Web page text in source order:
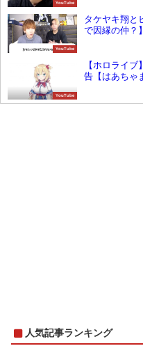
YouTube
YouTube
タケヤキ翔と
で因縁の仲？】
YouTube
【ホロライ
告【はあちゃ
人気記事ランキング